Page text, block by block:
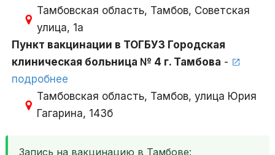
Тамбовская область, Тамбов, Советская
улица, 1а
Пункт вакцинации в ТОГБУЗ Городская
клиническая больница № 4 г. Тамбова -
подробнее
Тамбовская область, Тамбов, улица Юрия
Гагарина, 143б
Запись на вакцинацию в Тамбове: